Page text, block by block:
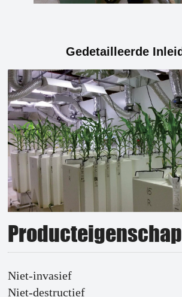
Gedetailleerde
Niet-invasief
Niet-destructief